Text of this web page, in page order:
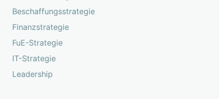
Beschaffungsstrategie
Finanzstrategie
FuE-Strategie
IT-Strategie
Leadership